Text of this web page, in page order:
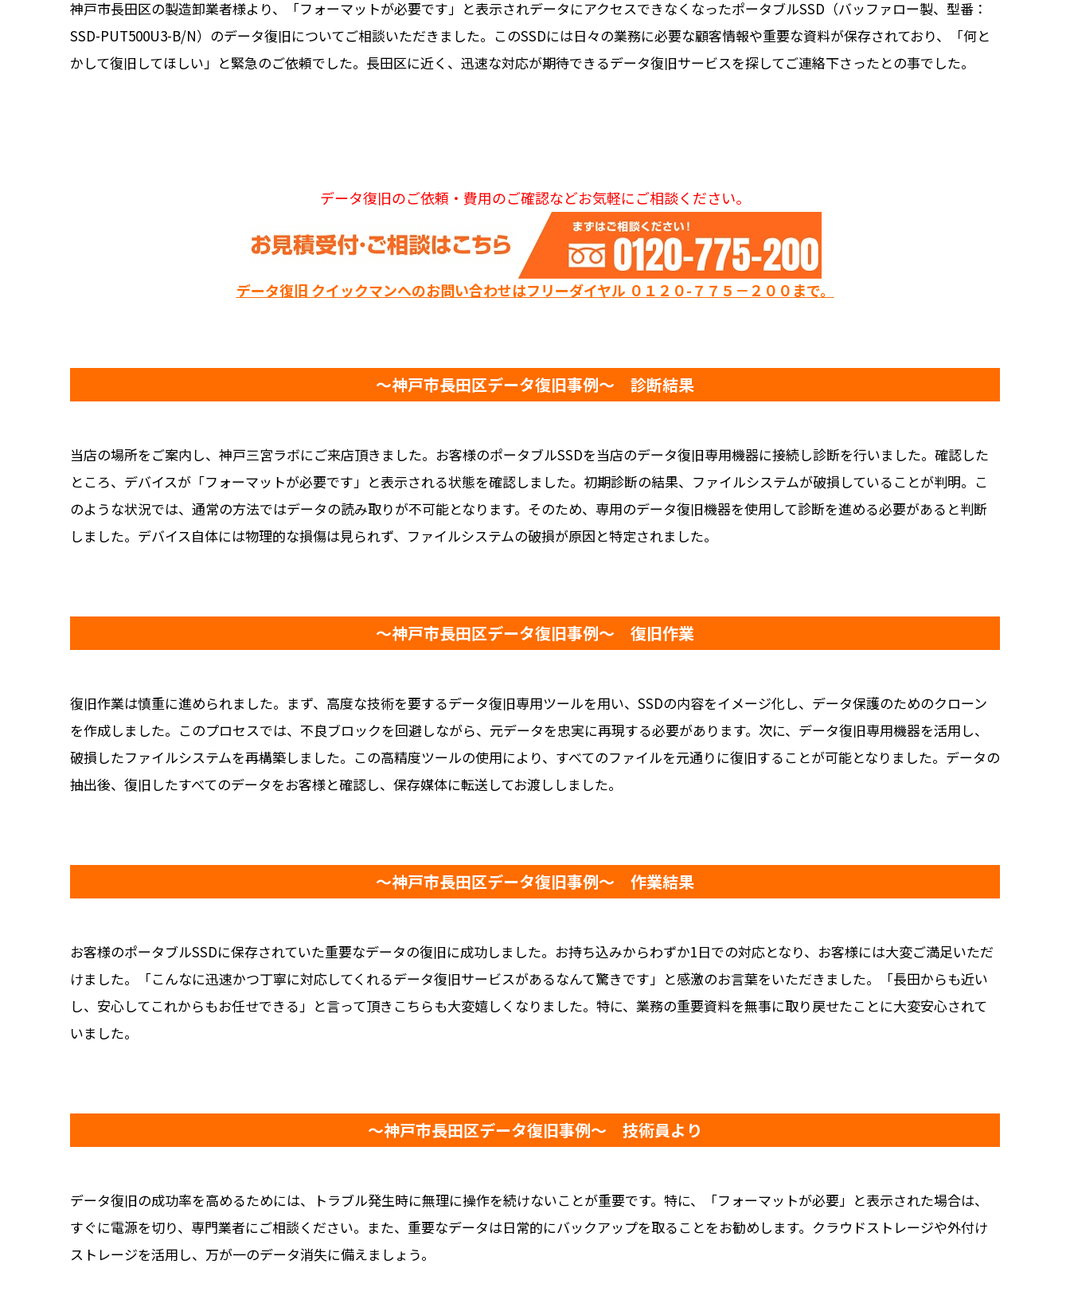
神戸市長田区の製造卸業者様より、「フォーマットが必要です」と表示されデータにアクセスできなくなったポータブルSSD（バッファロー製、型番：
SSD-PUT500U3-B/N）のデータ復旧についてご相談いただきました。このSSDには日々の業務に必要な顧客情報や重要な資料が保存されており、「何と
かして復旧してほしい」と緊急のご依頼でした。長田区に近く、迅速な対応が期待できるデータ復旧サービスを探してご連絡下さったとの事でした。
データ復旧のご依頼・費用のご確認などお気軽にご相談ください。
データ復旧 クイックマンへのお問い合わせはフリーダイヤル ０１２０-７７５－２００まで。
～神戸市長田区データ復旧事例～ 診断結果
当店の場所をご案内し、神戸三宮ラボにご来店頂きました。お客様のポータブルSSDを当店のデータ復旧専用機器に接続し診断を行いました。確認した
ところ、デバイスが「フォーマットが必要です」と表示される状態を確認しました。初期診断の結果、ファイルシステムが破損していることが判明。こ
のような状況では、通常の方法ではデータの読み取りが不可能となります。そのため、専用のデータ復旧機器を使用して診断を進める必要があると判断
しました。デバイス自体には物理的な損傷は見られず、ファイルシステムの破損が原因と特定されました。
～神戸市長田区データ復旧事例～ 復旧作業
復旧作業は慎重に進められました。まず、高度な技術を要するデータ復旧専用ツールを用い、SSDの内容をイメージ化し、データ保護のためのクローン
を作成しました。このプロセスでは、不良ブロックを回避しながら、元データを忠実に再現する必要があります。次に、データ復旧専用機器を活用し、
破損したファイルシステムを再構築しました。この高精度ツールの使用により、すべてのファイルを元通りに復旧することが可能となりました。データの
抽出後、復旧したすべてのデータをお客様と確認し、保存媒体に転送してお渡ししました。
～神戸市長田区データ復旧事例～ 作業結果
お客様のポータブルSSDに保存されていた重要なデータの復旧に成功しました。お持ち込みからわずか1日での対応となり、お客様には大変ご満足いただ
けました。「こんなに迅速かつ丁寧に対応してくれるデータ復旧サービスがあるなんて驚きです」と感激のお言葉をいただきました。「長田からも近い
し、安心してこれからもお任せできる」と言って頂きこちらも大変嬉しくなりました。特に、業務の重要資料を無事に取り戻せたことに大変安心されて
いました。
～神戸市長田区データ復旧事例～ 技術員より
データ復旧の成功率を高めるためには、トラブル発生時に無理に操作を続けないことが重要です。特に、「フォーマットが必要」と表示された場合は、
すぐに電源を切り、専門業者にご相談ください。また、重要なデータは日常的にバックアップを取ることをお勧めします。クラウドストレージや外付け
ストレージを活用し、万が一のデータ消失に備えましょう。